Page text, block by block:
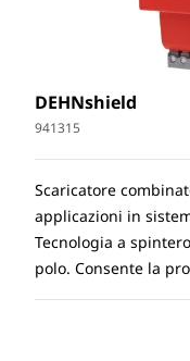
DEHNshield
941315
Scaricatore
applicazioni in
Tecnologia a
polo. Consente la